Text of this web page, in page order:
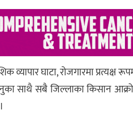
व्यापार घाटा, रोजगारमा प्रत्यक्ष
साथै सबै जिल्लाका किसान